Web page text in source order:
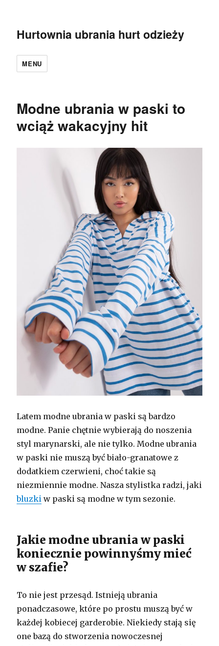
Hurtownia ubrania hurt odzieży
MENU
Modne ubrania w paski to
wciąż wakacyjny hit
Latem modne ubrania w paski są bardzo
modne. Panie chętnie wybierają do noszenia
styl marynarski, ale nie tylko. Modne ubrania
w paski nie muszą być biało-granatowe z
dodatkiem czerwieni, choć takie są
niezmiennie modne. Nasza stylistka radzi, jaki
bluzki w paski są modne w tym sezonie.
Jakie modne ubrania w paski
koniecznie powinnyśmy mieć
w szafie?
To nie jest przesąd. Istnieją ubrania
ponadczasowe, które po prostu muszą być w
każdej kobiecej garderobie. Niekiedy stają się
one bazą do stworzenia nowoczesnej